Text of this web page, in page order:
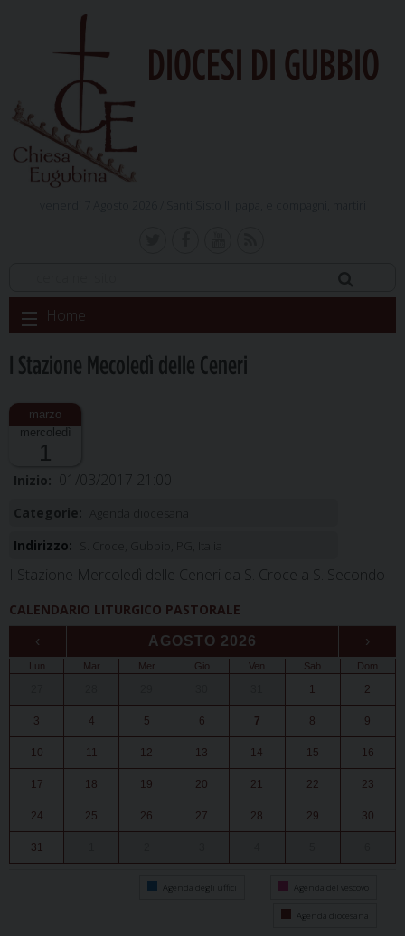
DIOCESI DI GUBBIO
Skip
to
Home
I Stazione Mecoledì delle Ceneri
mercoledì
1
Inizio: 01/03/2017 21:00
Categorie:
Indirizzo:
I Stazione Mercoledì delle Ceneri da S. Croce a S. Secondo
CALENDARIO LITURGICO PASTORALE
‹ AGOSTO 2026 ›
Lun Mar Mer Gio Ven Sab Dom
1 2
3 4 5 6 7 8 9
10 11 12 13 14 15 16
17 18 19 20 21 22 23
24 25 26 27 28 29 30
31
Agenda degli uffici Agenda del vescovo
Agenda diocesana